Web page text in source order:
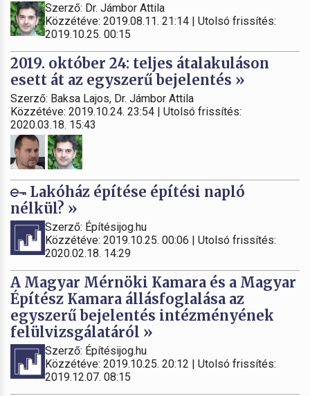
Szerző: Dr. Jámbor Attila
Közzétéve: 2019.08.11. 21:14 | Utolsó frissítés:
2019.10.25. 00:15
2019. október 24: teljes átalakuláson
esett át az egyszerű bejelentés »
Szerző: Baksa Lajos, Dr. Jámbor Attila
Közzétéve: 2019.10.24. 23:54 | Utolsó frissítés:
2020.03.18. 15:43
Lakóház építése építési napló
nélkül? »
Szerző: Építésijog.hu
Közzétéve: 2019.10.25. 00:06 | Utolsó frissítés:
2020.02.18. 14:29
A Magyar Mérnöki Kamara és a Magyar
Építész Kamara állásfoglalása az
egyszerű bejelentés intézményének
felülvizsgálatáról »
Szerző: Építésijog.hu
Közzétéve: 2019.10.25. 20:12 | Utolsó frissítés:
2019.12.07. 08:15